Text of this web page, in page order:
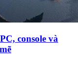
console và